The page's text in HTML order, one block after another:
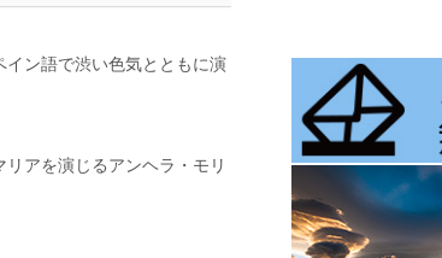
ン語で渋い色気とともに演
アを演じるアンヘラ・モリ